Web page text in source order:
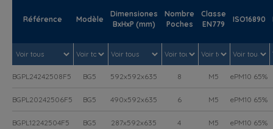
Référence Modèle
Dimensiones
BxHxP (mm)
Nombre
Poches
Classe
EN779
ISO16890
BGPL24242508F5 BG5 592x592x635 8 M5 ePM10 65%
BGPL20242506F5 BG5 490x592x635 6 M5 ePM10 65%
BGPL12242504F5 BG5 287x592x635 4 M5 ePM10 65%